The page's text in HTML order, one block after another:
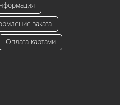
заказа
Оплата картами